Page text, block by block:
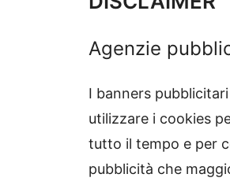
Agenzie
I banners
utilizzare i cookies
tutto il tempo e per
pubblicità che